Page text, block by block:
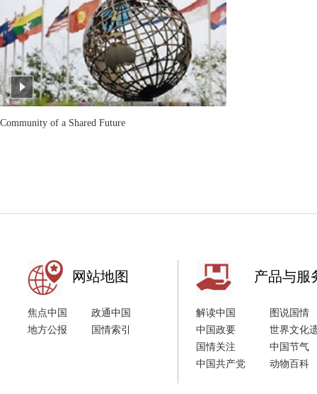
Community of a Shared Future
网站地图
焦点中国
政通中国
地方公报
国情索引
产品与服
解读中国
图说国情
中国政要
世界文化
国情关注
中国节气
中国共产党
动物百科